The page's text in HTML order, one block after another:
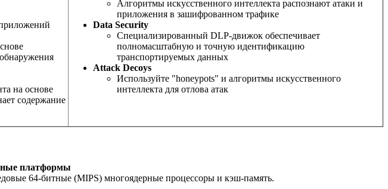
на основе
содержание
Алгоритмы искусственного интеллекта распознают атаки и
приложения в зашифрованном трафике
Data Security
Специализированный DLP-движок обеспечивает
полномасштабную и точную идентификацию
транспортируемых данных
Attack Decoys
Используйте "honeypots" и алгоритмы искусственного
интеллекта для отлова атак
платформы
64-битные (MIPS) многоядерные процессоры и кэш-память.